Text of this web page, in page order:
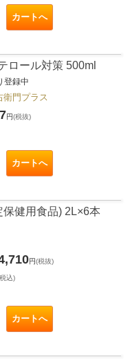
カートへ
ロール対策 500ml
登録中
衛門プラス
円(税抜)
カートへ
健用食品) 2L×6本
円(税抜)
込)
カートへ